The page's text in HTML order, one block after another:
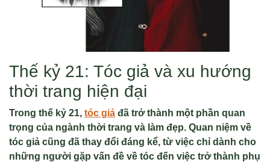
Thế kỷ 21: Tóc giả và xu hướng
thời trang hiện đại
Trong thế kỷ 21, tóc giả đã trở thành một phần quan
trọng của ngành thời trang và làm đẹp. Quan niệm về
tóc giả cũng đã thay đổi đáng kể, từ việc chỉ dành cho
những người gặp vấn đề về tóc đến việc trở thành phụ